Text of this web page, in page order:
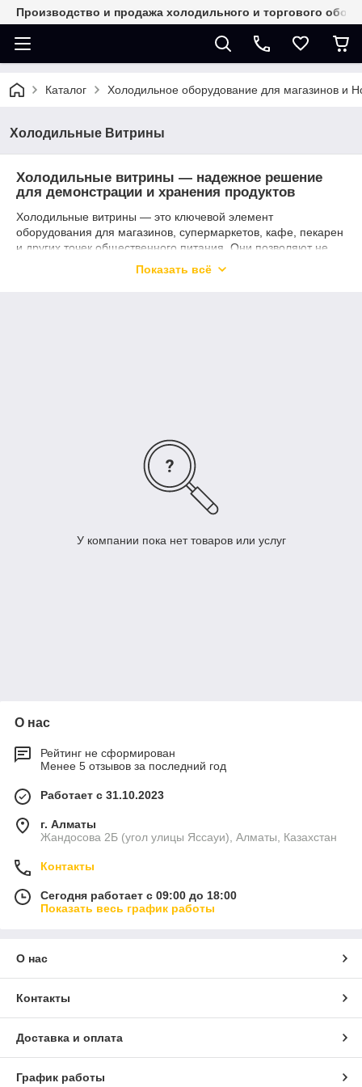
Производство и продажа холодильного и торгового
Каталог Холодильное оборудование для магазинов и
Холодильные Витрины
Холодильные витрины — надежное решение
для демонстрации и хранения продуктов
Холодильные витрины — это ключевой элемент
оборудования для магазинов, супермаркетов, кафе, пекарен
и других точек общественного питания. Они позволяют не
только сохранять свежесть продуктов, но и выгодно
Выбирайте холодильные витрины от проверенных
производителей с гарантией и сервисной поддержкой.
Поможем подобрать оптимальное решение под ваш
ассортимент и формат торговли.
Показать всё
У компании пока нет товаров или услуг
О нас
Рейтинг не сформирован
Менее 5 отзывов за последний год
Работает с 31.10.2023
г. Алматы
Жандосова 2Б (угол улицы Яссауи), Алматы, Казахстан
Контакты
Сегодня работает с 09:00 до 18:00
Показать весь график работы
О нас
Контакты
Доставка и оплата
График работы